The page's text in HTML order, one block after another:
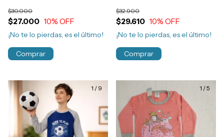
$27.000
$30.000
10% OFF
¡No te lo pierdas, es el último!
Comprar
Art.26930
$29.610
$32.900
10% OFF
¡No te lo pierdas, es el último!
Comprar
1 / 9 1 /5